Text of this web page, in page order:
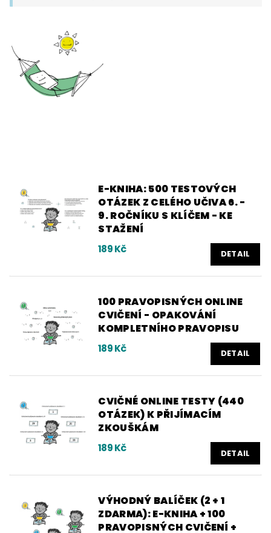
E-KNIHA: 500 TESTOVÝCH
OTÁZEK Z CELÉHO UČIVA 6. -
9. ROČNÍKU S KLÍČEM - KE
STAŽENÍ
189 Kč DETAIL
100 PRAVOPISNÝCH ONLINE
CVIČENÍ - OPAKOVÁNÍ
KOMPLETNÍHO PRAVOPISU
189 Kč DETAIL
CVIČNÉ ONLINE TESTY (440
OTÁZEK) K PŘIJÍMACÍM
ZKOUŠKÁM
189 Kč DETAIL
VÝHODNÝ BALÍČEK (2 + 1
ZDARMA): E-KNIHA + 100
PRAVOPISNÝCH CVIČENÍ +